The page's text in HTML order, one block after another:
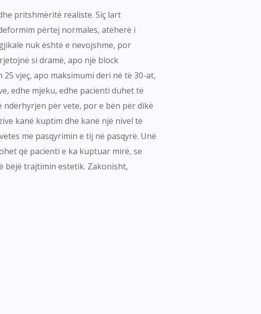
pritshmëritë realiste. Siç lart
përtej normales, atëherë i
nuk është e nevojshme, por
si dramë, apo një block
vjeç, apo maksimumi deri në të 30-at,
edhe mjeku, edhe pacienti duhet të
për vete, por e bën për dikë
kanë kuptim dhe kanë një nivel të
me pasqyrimin e tij në pasqyrë. Unë
që pacienti e ka kuptuar mirë, se
bëjë trajtimin estetik. Zakonisht,